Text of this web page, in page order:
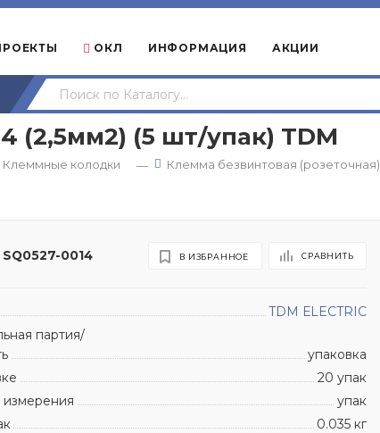
ОКЛ ИНФОРМАЦИЯ АКЦИИ
(2,5мм2) (5 шт/упак) TDM
Клеммные колодки —
Клемма безвинтовая (розеточная)
SQ0527-0014 В ИЗБРАННОЕ СРАВНИТЬ
TDM ЕLECTRIC
партия/
упаковка
20 упак
упак
0.035 кг